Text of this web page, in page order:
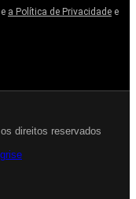
a Política de Privacidade e
direitos reservados